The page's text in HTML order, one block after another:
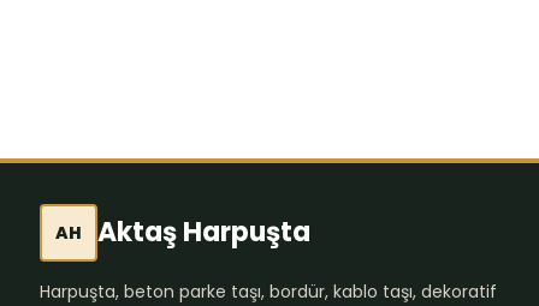
AH Aktaş Harpuşta
Harpuşta, beton parke taşı, bordür, kablo taşı, dekoratif